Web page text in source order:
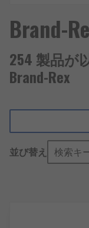
Brand-
254 製品が
Brand-Rex
並び替え 検索キ